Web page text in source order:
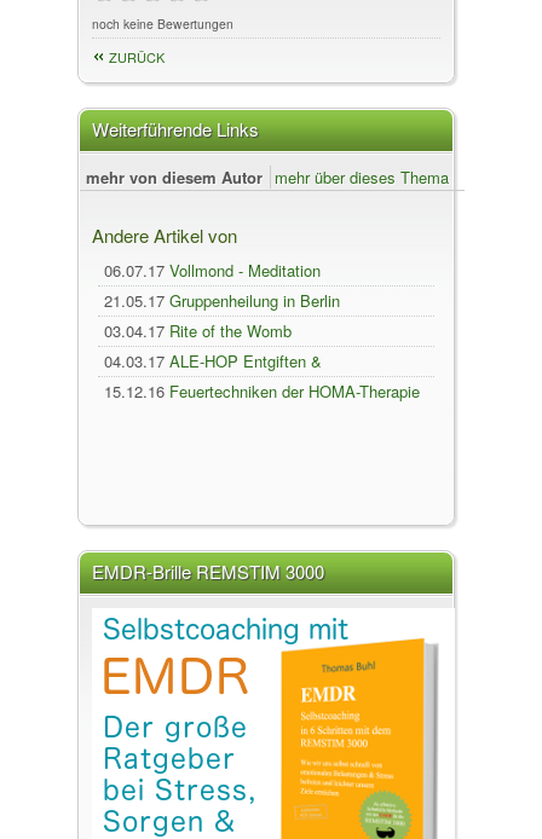
noch keine Bewertungen
ZURÜCK
Weiterführende Links
mehr von diesem Autor mehr über dieses Thema
Andere Artikel von
06.07.17 Vollmond - Meditation
21.05.17 Gruppenheilung in Berlin
03.04.17 Rite of the Womb
04.03.17 ALE-HOP Entgiften &
Gewichtsabnahme mit Spaß
15.12.16 Feuertechniken der HOMA-Therapie
EMDR-Brille REMSTIM 3000